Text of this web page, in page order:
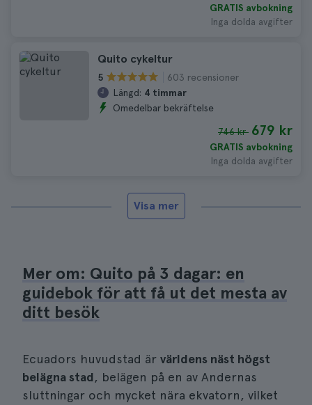
GRATIS avbokning
Inga dolda avgifter
Quito cykeltur
5
603 recensioner
Längd: 4 timmar
Omedelbar bekräftelse
746 kr 679 kr
GRATIS avbokning
Inga dolda avgifter
Visa mer
Mer om: Quito på 3 dagar: en
guidebok för att få ut det mesta av
ditt besök
Ecuadors huvudstad är världens näst högst
belägna stad, belägen på en av Andernas
sluttningar och mycket nära ekvatorn, vilket